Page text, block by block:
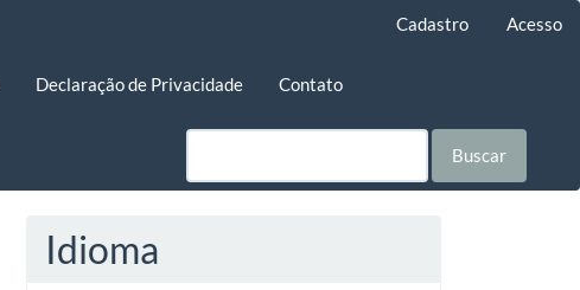
Cadastro Acesso
Declaração de Privacidade Contato
Buscar
Idioma